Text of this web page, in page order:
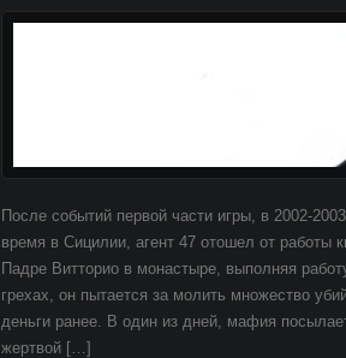
После событий первой части игры, в 2002-
время в Сицилии, агент 47 отошел от работы
Падре Витторио в монастыре, выполняя
грехах, он пытается за молить множество
деньги ранее. В один из дней, мафия
жертвой […]